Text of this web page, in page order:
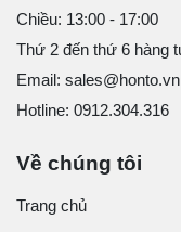
Chiều: 13:00 - 17:00
Thứ 2 đến thứ 6 hàng
Email: sales@honto.vn
Hotline: 0912.304.316
Về chúng tôi
Trang chủ